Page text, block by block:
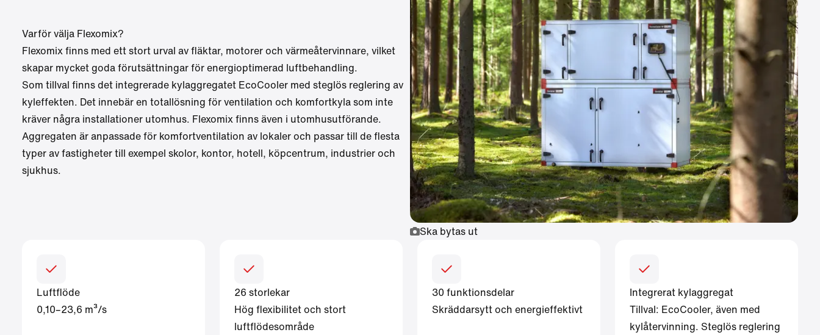
Varför välja Flexomix?
Flexomix finns med ett stort urval av fläktar, motorer och värmeåtervinnare, vilket
skapar mycket goda förutsättningar för energioptimerad luftbehandling.
Som tillval finns det integrerade kylaggregatet EcoCooler med steglös reglering av
kyleffekten. Det innebär en totallösning för ventilation och komfortkyla som inte
kräver några installationer utomhus. Flexomix finns även i utomhusutförande.
Aggregaten är anpassade för komfortventilation av lokaler och passar till de flesta
typer av fastigheter till exempel skolor, kontor, hotell, köpcentrum, industrier och
sjukhus.
Ska bytas ut
Luftflöde
0,10–23,6 m³/s
26 storlekar
Hög flexibilitet och stort
luftflödesområde
30 funktionsdelar
Skräddarsytt och energieffektivt
Integrerat kylaggregat
Tillval: EcoCooler, även med
kylåtervinning. Steglös reglering